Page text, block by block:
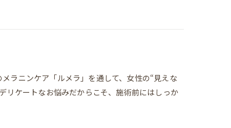
ラニンケア「ルメラ」を通して、女性の“見えな
トなお悩みだからこそ、施術前にはしっか